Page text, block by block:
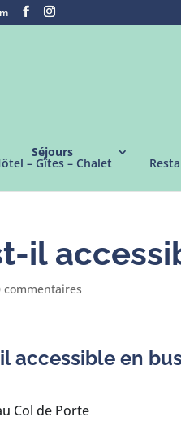
Séjours
– Gîtes – Chalet
il
commentaires
accessible en
Col de Porte